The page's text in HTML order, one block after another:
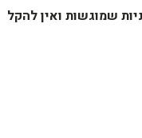
שמוגשות ואין להקל